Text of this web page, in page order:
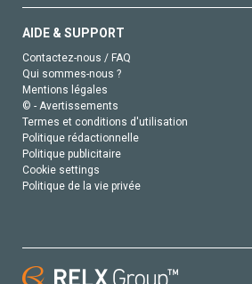
AIDE & SUPPORT
Contactez-nous / FAQ
Qui sommes-nous ?
Mentions légales
© - Avertissements
Termes et conditions d'utilisation
Politique rédactionnelle
Politique publicitaire
Cookie settings
Politique de la vie privée